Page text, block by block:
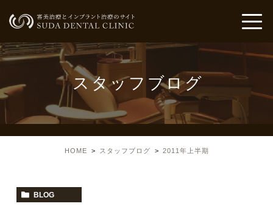
スタッフブログ
HOME スタッフブログ 2011年上半期
BLOG